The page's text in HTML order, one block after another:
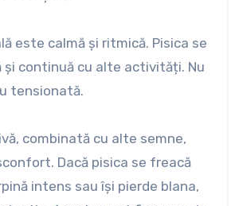
este calmă și ritmică. Pisica se
și continuă cu alte activități. Nu
tensionată.
combinată cu alte semne,
Dacă pisica se freacă
intens sau își pierde blana,